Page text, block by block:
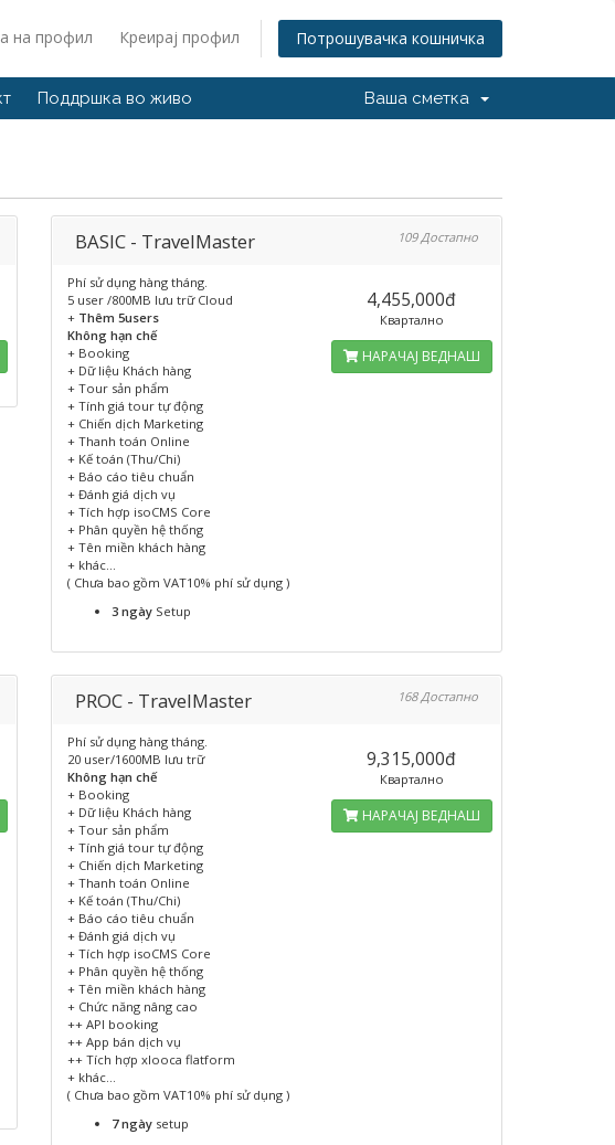
на профил Креирај профил Потрошувачка кошничка
Поддршка во живо Ваша сметка
BASIC - TravelMaster 109 Достапно
Phí sử dụng hàng tháng.
5 user /800MB lưu trữ Cloud
+ Thêm 5users
Không hạn chế
+ Booking
+ Dữ liệu Khách hàng
+ Tour sản phẩm
+ Tính giá tour tự động
+ Chiến dịch Marketing
+ Thanh toán Online
+ Kế toán (Thu/Chi)
+ Báo cáo tiêu chuẩn
+ Đánh giá dịch vụ
+ Tích hợp isoCMS Core
+ Phân quyền hệ thống
+ Tên miền khách hàng
+ khác...
( Chưa bao gồm VAT10% phí sử dụng )
3 ngày Setup
4,455,000đ
Квартално
НАРАЧАЈ ВЕДНАШ
PROC - TravelMaster 168 Достапно
Phí sử dụng hàng tháng.
20 user/1600MB lưu trữ
Không hạn chế
+ Booking
+ Dữ liệu Khách hàng
+ Tour sản phẩm
+ Tính giá tour tự động
+ Chiến dịch Marketing
+ Thanh toán Online
+ Kế toán (Thu/Chi)
+ Báo cáo tiêu chuẩn
+ Đánh giá dịch vụ
+ Tích hợp isoCMS Core
+ Phân quyền hệ thống
+ Tên miền khách hàng
+ Chức năng nâng cao
++ API booking
++ App bán dịch vụ
++ Tích hợp xlooca flatform
+ khác...
( Chưa bao gồm VAT10% phí sử dụng )
7 ngày setup
9,315,000đ
Квартално
НАРАЧАЈ ВЕДНАШ